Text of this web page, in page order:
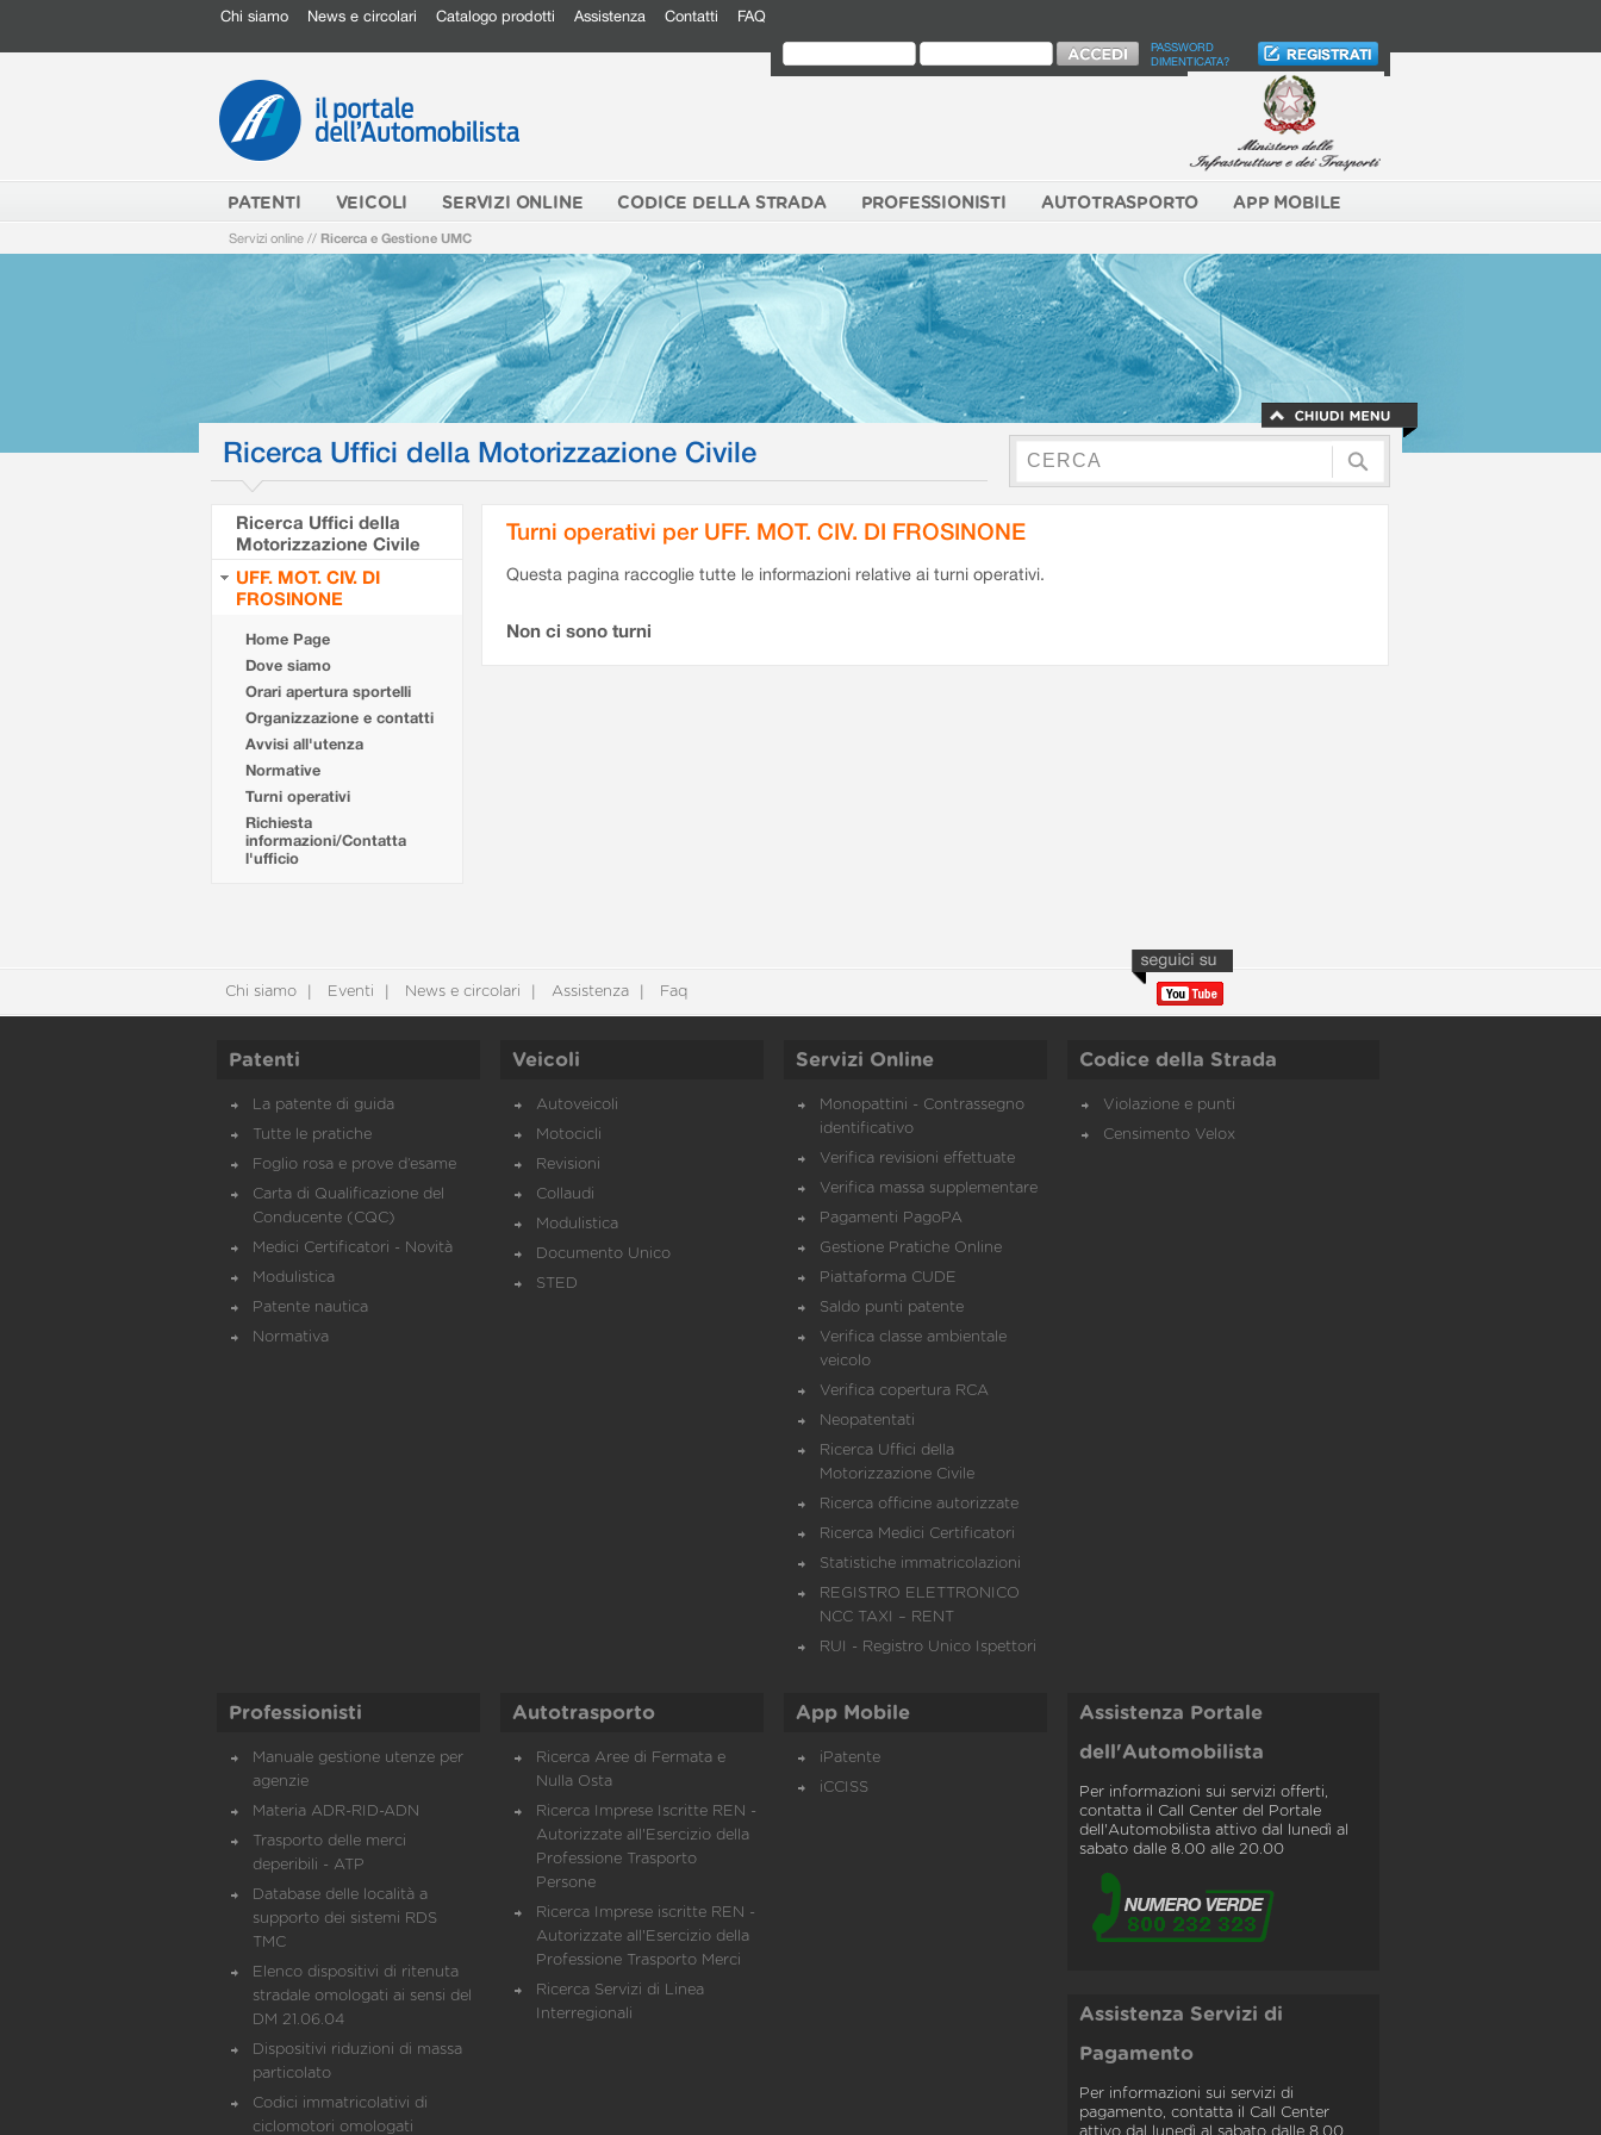
Chi siamo News e circolari Catalogo prodotti Assistenza Contatti FAQ
PASSWORD
DIMENTICATA?
PATENTI VEICOLI SERVIZI ONLINE CODICE DELLA STRADA PROFESSIONISTI AUTOTRASPORTO APP MOBILE
Servizi online // Ricerca e Gestione UMC
Ricerca Uffici della Motorizzazione Civile
Ricerca Uffici della
Motorizzazione Civile
UFF. MOT. CIV. DI
FROSINONE
Home Page
Dove siamo
Orari apertura sportelli
Organizzazione e contatti
Avvisi all'utenza
Normative
Turni operativi
Richiesta
informazioni/Contatta
l'ufficio
Turni operativi per UFF. MOT. CIV. DI FROSINONE
Questa pagina raccoglie tutte le informazioni relative ai turni operativi.
Non ci sono turni
Chi siamo Eventi News e circolari Assistenza Faq
Patenti
La patente di guida
Tutte le pratiche
Foglio rosa e prove d’esame
Carta di Qualificazione del
Conducente (CQC)
Medici Certificatori - Novità
Modulistica
Patente nautica
Normativa
Veicoli
Autoveicoli
Motocicli
Revisioni
Collaudi
Modulistica
Documento Unico
STED
Servizi Online
Monopattini - Contrassegno
identificativo
Verifica revisioni effettuate
Verifica massa supplementare
Pagamenti PagoPA
Gestione Pratiche Online
Piattaforma CUDE
Saldo punti patente
Verifica classe ambientale
veicolo
Verifica copertura RCA
Neopatentati
Ricerca Uffici della
Motorizzazione Civile
Ricerca officine autorizzate
Ricerca Medici Certificatori
Statistiche immatricolazioni
REGISTRO ELETTRONICO
NCC TAXI – RENT
RUI - Registro Unico Ispettori
Codice della Strada
Violazione e punti
Censimento Velox
Professionisti
Manuale gestione utenze per
agenzie
Materia ADR-RID-ADN
Trasporto delle merci
deperibili - ATP
Database delle località a
supporto dei sistemi RDS
TMC
Elenco dispositivi di ritenuta
stradale omologati ai sensi del
DM 21.06.04
Dispositivi riduzioni di massa
particolato
Codici immatricolativi di
ciclomotori omologati
Autotrasporto
Ricerca Aree di Fermata e
Nulla Osta
Ricerca Imprese Iscritte REN -
Autorizzate all'Esercizio della
Professione Trasporto
Persone
Ricerca Imprese iscritte REN -
Autorizzate all'Esercizio della
Professione Trasporto Merci
Ricerca Servizi di Linea
Interregionali
App Mobile
iPatente
iCCISS
Assistenza Portale
dell'Automobilista
Per informazioni sui servizi offerti,
contatta il Call Center del Portale
dell'Automobilista attivo dal lunedì al
sabato dalle 8.00 alle 20.00
Assistenza Servizi di
Pagamento
Per informazioni sui servizi di
pagamento, contatta il Call Center